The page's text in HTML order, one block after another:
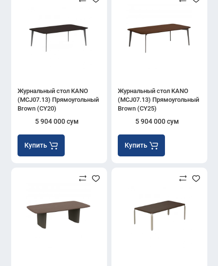
Журнальный стол KANO
(MCJ07.13) Прямоугольный
Brown (CY20)
5 904 000 сум
Купить
Журнальный стол KANO
(MCJ07.13) Прямоугольный
Brown (CY25)
5 904 000 сум
Купить